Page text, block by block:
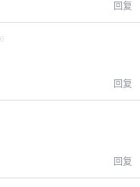
回复
回复
回复